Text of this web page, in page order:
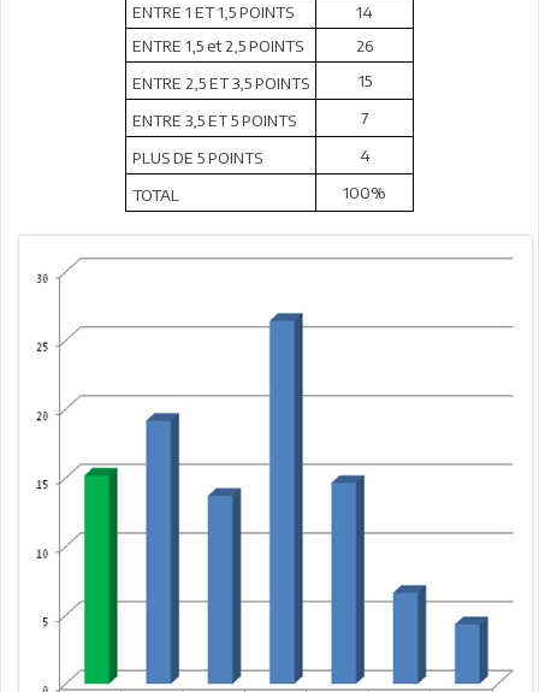
ENTRE 1 ET 1,5 POINTS
14
ENTRE 1,5 et 2,5 POINTS
26
ENTRE 2,5 ET 3,5 POINTS
15
ENTRE 3,5 ET 5 POINTS
7
PLUS DE 5 POINTS
4
TOTAL
100%